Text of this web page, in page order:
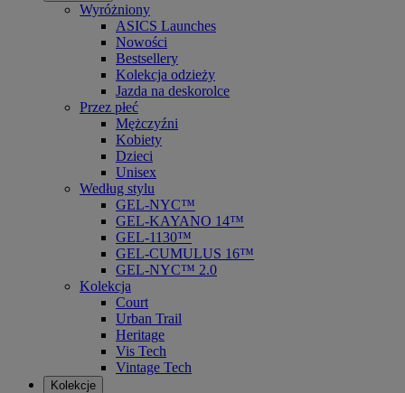
Wyróżniony
ASICS Launches
Nowości
Bestsellery
Kolekcja odzieży
Jazda na deskorolce
Przez płeć
Mężczyźni
Kobiety
Dzieci
Unisex
Według stylu
GEL-NYC™
GEL-KAYANO 14™
GEL-1130™
GEL-CUMULUS 16™
GEL-NYC™ 2.0
Kolekcja
Court
Urban Trail
Heritage
Vis Tech
Vintage Tech
Kolekcje